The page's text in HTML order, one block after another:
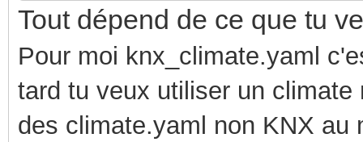
Tout dépend de ce que tu
Pour moi knx_climate.yaml
tard tu veux utiliser un climate
des climate.yaml non KNX au